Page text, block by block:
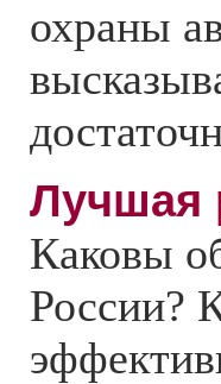
охраны
Лучшая
Каковы
России?